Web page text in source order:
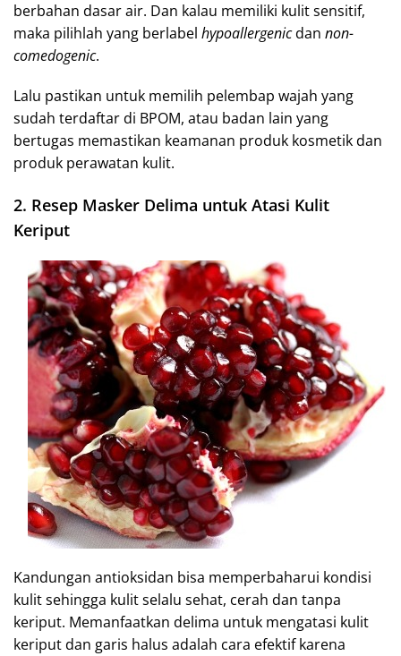
berbahan dasar air. Dan kalau memiliki kulit sensitif,
maka pilihlah yang berlabel hypoallergenicdan non-
comedogenic.
Lalu pastikan untuk memilih pelembap wajah yang
sudah terdaftar di BPOM, atau badan lain yang
bertugas memastikan keamanan produk kosmetik dan
produk perawatan kulit.
2. Resep Masker Delima untuk Atasi Kulit
Keriput
Kandungan antioksidan bisa memperbaharui kondisi
kulit sehingga kulit selalu sehat, cerah dan tanpa
keriput. Memanfaatkan delima untuk mengatasi kulit
keriput dan garis halus adalah cara efektif karena